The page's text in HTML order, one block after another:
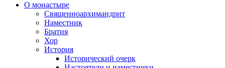
О монастыре
Священноархимандрит
Наместник
Братия
Хор
История
Исторический очерк